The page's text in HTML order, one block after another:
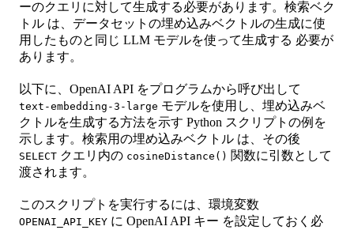
ーのクエリに対して生成する必要があります。検索ベク
トル は、データセットの埋め込みベクトルの生成に使
用したものと同じ LLM モデルを使って生成する 必要が
あります。
以下に、OpenAI API をプログラムから呼び出して
text-embedding-3-large モデルを使用し、埋め込みベ
クトルを生成する方法を示す Python スクリプトの例を
示します。検索用の埋め込みベクトル は、その後
SELECT クエリ内の cosineDistance() 関数に引数として
渡されます。
このスクリプトを実行するには、環境変数
OPENAI_API_KEY に OpenAI API キー を設定しておく必